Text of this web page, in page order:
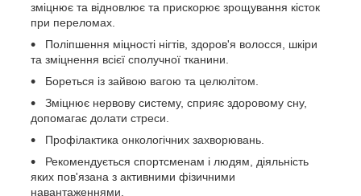
зміцнює та відновлює та прискорює зрощування кісток
при переломах.
Поліпшення міцності нігтів, здоров'я волосся, шкіри
та зміцнення всієї сполучної тканини.
Бореться із зайвою вагою та целюлітом.
Зміцнює нервову систему, сприяє здоровому сну,
допомагає долати стреси.
Профілактика онкологічних захворювань.
Рекомендується спортсменам і людям, діяльність
яких пов'язана з активними фізичними
навантаженнями.